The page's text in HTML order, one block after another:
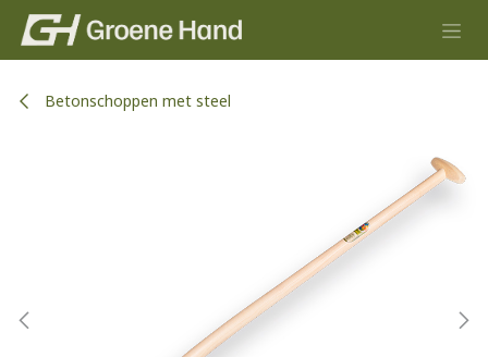
Overslaan naar inhoud
Betonschoppen met steel